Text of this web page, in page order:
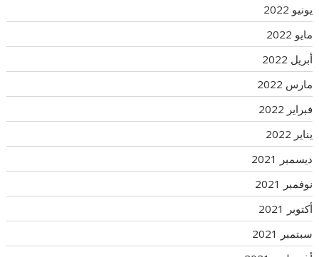
يونيو 2022
مايو 2022
أبريل 2022
مارس 2022
فبراير 2022
يناير 2022
ديسمبر 2021
نوفمبر 2021
أكتوبر 2021
سبتمبر 2021